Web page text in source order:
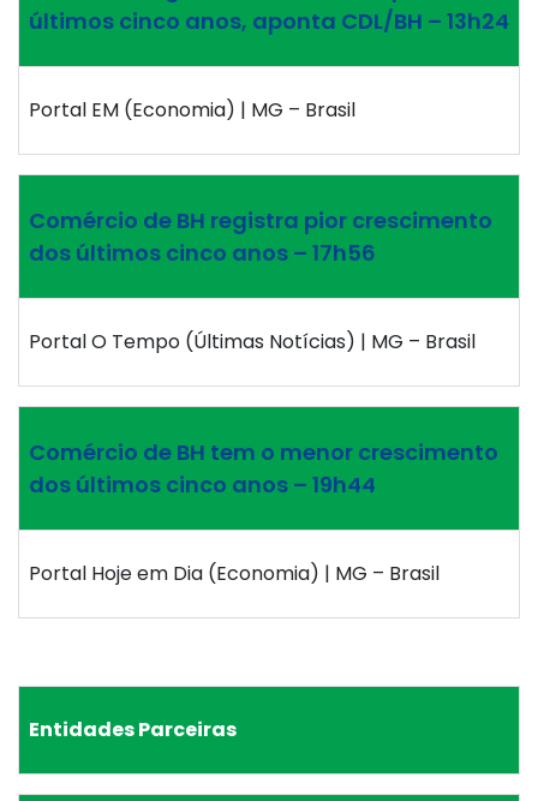
últimos cinco anos, aponta CDL/BH – 13h24
Portal EM (Economia) | MG – Brasil
Comércio de BH registra pior crescimento
dos últimos cinco anos – 17h56
Portal O Tempo (Últimas Notícias) | MG – Brasil
Comércio de BH tem o menor crescimento
dos últimos cinco anos – 19h44
Portal Hoje em Dia (Economia) | MG – Brasil
Entidades Parceiras